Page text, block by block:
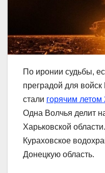
По иронии судьбы,
преградой для
стали горячим летом
Одна Волчья делит
Харьковской
Кураховское
Донецкую область.